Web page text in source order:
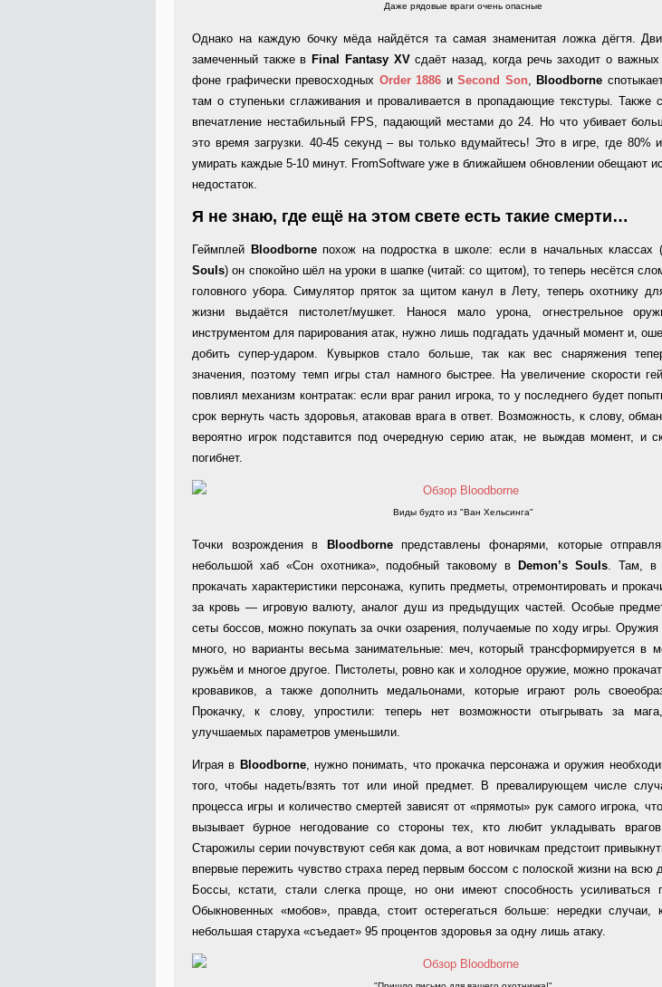
Даже рядовые враги очень опасные
Однако на каждую бочку мёда найдётся та самая знаменитая ложка дёгтя.
замеченный также в Final Fantasy XVсдаёт назад, когда речь заходит о
фоне графически превосходных Order 1886 иSecond Son, Bloodborne
там о ступеньки сглаживания и проваливается в пропадающие текстуры. Также
впечатление нестабильный FPS, падающий местами до 24. Но что убивает
это время загрузки. 40-45 секунд – вы только вдумайтесь! Это в игре, где 80%
умирать каждые 5-10 минут. FromSoftware уже в ближайшем обновлении обещают
недостаток.
Я не знаю, где ещё на этом свете есть такие смерти…
Геймплей Bloodborne похож на подростка в школе: если в начальных классах
Souls) он спокойно шёл на уроки в шапке (читай: со щитом), то теперь несётся
головного убора. Симулятор пряток за щитом канул в Лету, теперь охотнику
жизни выдаётся пистолет/мушкет. Нанося мало урона, огнестрельное
инструментом для парирования атак, нужно лишь подгадать удачный момент и,
добить супер-ударом. Кувырков стало больше, так как вес снаряжения
значения, поэтому темп игры стал намного быстрее. На увеличение скорости
повлиял механизм контратак: если враг ранил игрока, то у последнего будет
срок вернуть часть здоровья, атаковав врага в ответ. Возможность, к слову,
вероятно игрок подставится под очередную серию атак, не выждав момент, и
погибнет.
Виды будто из "Ван Хельсинга"
Точки возрождения в Bloodborne представлены фонарями, которые
небольшой хаб «Сон охотника», подобный таковому в
Demon’s Souls. Там, в
прокачать характеристики персонажа, купить предметы, отремонтировать и
за кровь — игровую валюту, аналог душ из предыдущих частей. Особые
сеты боссов, можно покупать за очки озарения, получаемые по ходу игры. Оружия
много, но варианты весьма занимательные: меч, который трансформируется в
ружьём и многое другое. Пистолеты, ровно как и холодное оружие, можно
кровавиков, а также дополнить медальонами, которые играют роль
Прокачку, к слову, упростили: теперь нет возможности отыгрывать за
улучшаемых параметров уменьшили.
Играя в Bloodborne, нужно понимать, что прокачка персонажа и оружия
того, чтобы надеть/взять тот или иной предмет. В превалирующем числе
процесса игры и количество смертей зависят от «прямоты» рук самого игрока,
вызывает бурное негодование со стороны тех, кто любит укладывать
Старожилы серии почувствуют себя как дома, а вот новичкам предстоит
впервые пережить чувство страха перед первым боссом с полоской жизни на всю
Боссы, кстати, стали слегка проще, но они имеют способность усиливаться
Обыкновенных «мобов», правда, стоит остерегаться больше: нередки случаи,
небольшая старуха «съедает» 95 процентов здоровья за одну лишь атаку.